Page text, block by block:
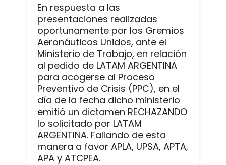
En respuesta a las
presentaciones realizadas
oportunamente por los Gremios
Aeronáuticos Unidos, ante el
Ministerio de Trabajo, en relación
al pedido de LATAM ARGENTINA
para acogerse al Proceso
Preventivo de Crisis (PPC), en el
día de la fecha dicho ministerio
emitió un dictamen RECHAZANDO
lo solicitado por LATAM
ARGENTINA. Fallando de esta
manera a favor APLA, UPSA, APTA,
APA y ATCPEA.